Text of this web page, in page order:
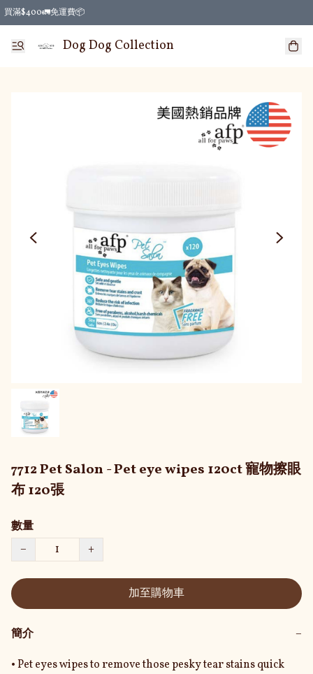
買滿$400🚛免運費📦
Dog Dog Collection
7712 Pet Salon - Pet eye wipes 120ct 寵物擦眼
布 120張
數量
−
+
加至購物車
簡介
−
• Pet eyes wipes to remove those pesky tear stains quick